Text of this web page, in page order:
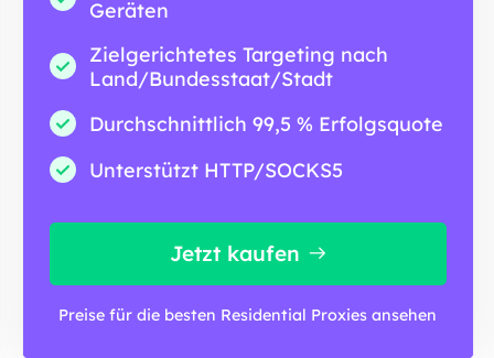
Geräten
Zielgerichtetes Targeting nach
Land/Bundesstaat/Stadt
Durchschnittlich 99,5 % Erfolgsquote
Unterstützt HTTP/SOCKS5
Jetzt kaufen
Preise für die besten Residential Proxies ansehen